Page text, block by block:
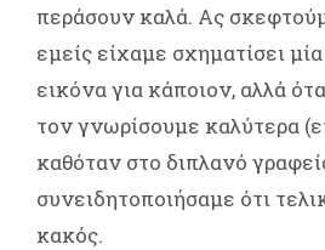
περάσουν καλά. Ας
εμείς είχαμε σχηματίσει
εικόνα για κάποιον, αλλά
τον γνωρίσουμε καλύτερα
καθόταν στο διπλανό
συνειδητοποιήσαμε ότι
κακός.